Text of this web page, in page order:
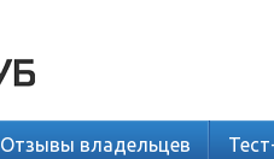
Отзывы владельцев